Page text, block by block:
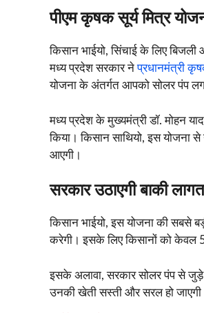
पीएम कृषक सूर्य मित्र
किसान भाईयो, सिंचाई के लिए
मध्य प्रदेश सरकार नेप्रधानमंत्री
योजना के अंतर्गत आपको सोलर पंप
मध्य प्रदेश के मुख्यमंत्री डॉ. मोहन
किया। किसान साथियो, इस योजना
आएगी।
सरकार उठाएगी बाकी
किसान भाईयो, इस योजना की सबसे
करेगी। इसके लिए किसानों को केवल
इसके अलावा, सरकार सोलर पंप से जुड़े
उनकी खेती सस्ती और सरल हो